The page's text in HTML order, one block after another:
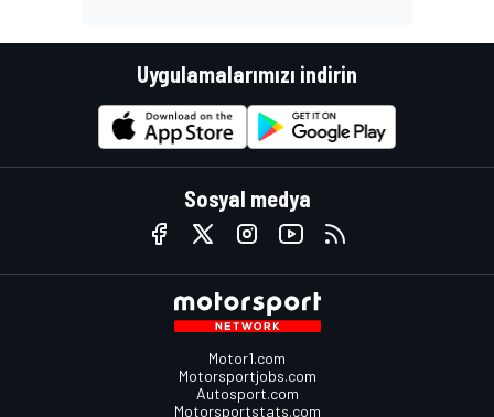
Uygulamalarımızı indirin
Sosyal medya
Motor1.com
Motorsportjobs.com
Autosport.com
Motorsportstats.com